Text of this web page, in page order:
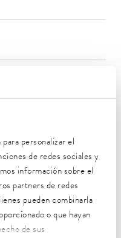
personalizar el
de redes sociales y
información sobre el
partners de redes
pueden combinarla
o que hayan
de sus
salida (exterior)